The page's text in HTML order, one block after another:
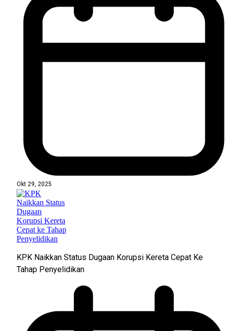
Okt 29, 2025
KPK Naikkan Status Dugaan Korupsi Kereta Cepat Ke
Tahap Penyelidikan